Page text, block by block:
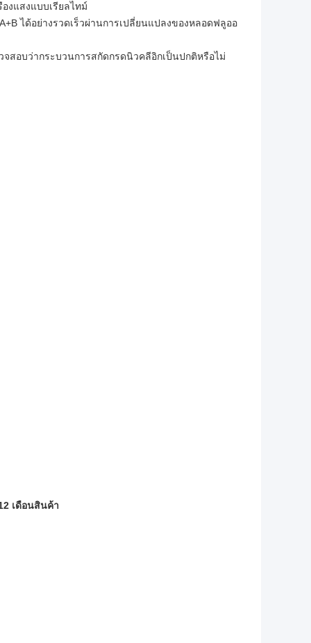
งแสงแบบเรียลไทม์
ได้อย่างรวดเร็วผ่านการเปลี่ยนแปลงของหลอดฟลูออ
สอบว่ากระบวนการสกัดกรดนิวคลีอิกเป็นปกติหรือไม่
เดือนสินค้า